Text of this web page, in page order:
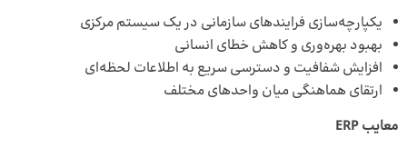
یکپارچه‌سازی فرایندهای سازمانی در یک سیستم مرکزی
بهبود بهره‌وری و کاهش خطای انسانی
افزایش شفافیت و دسترسی سریع به اطلاعات لحظه‌ای
ارتقای هماهنگی میان واحدهای مختلف
معایب ERP